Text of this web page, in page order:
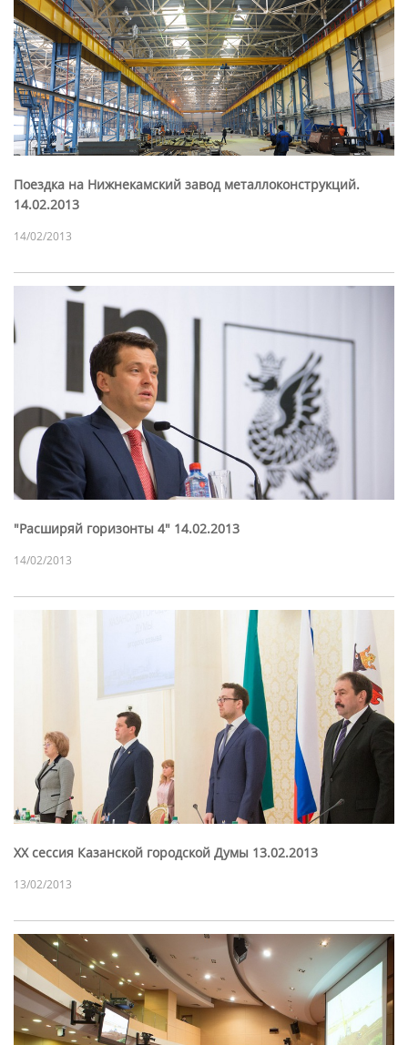
Поездка на Нижнекамский завод металлоконструкций.
14.02.2013
14/02/2013
"Расширяй горизонты 4" 14.02.2013
14/02/2013
XX сессия Казанской городской Думы 13.02.2013
13/02/2013